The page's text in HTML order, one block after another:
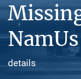
details